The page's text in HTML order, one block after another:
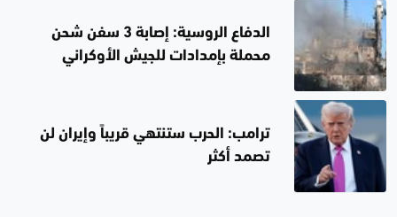
الدفاع الروسية: إصابة 3 سفن شحن
محملة بإمدادات للجيش الأوكراني
ترامب: الحرب ستنتهي قريباً وإيران لن
تصمد أكثر